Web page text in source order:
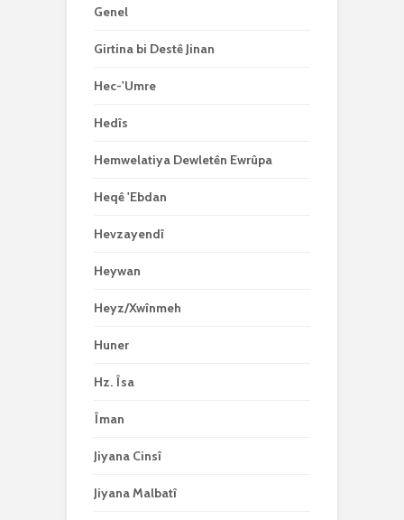
Genel
Girtina bi Destê Jinan
Hec-'Umre
Hedîs
Hemwelatiya Dewletên Ewrûpa
Heqê 'Ebdan
Hevzayendî
Heywan
Heyz/Xwînmeh
Huner
Hz. Îsa
Îman
Jiyana Cinsî
Jiyana Malbatî